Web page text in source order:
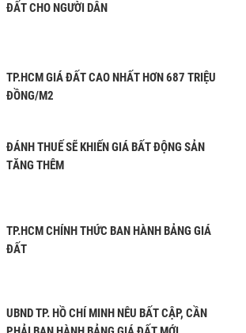
ĐẤT CHO NGƯỜI DÂN
TP.HCM GIÁ ĐẤT CAO NHẤT HƠN 687 TRIỆU
ĐỒNG/M2
ĐÁNH THUẾ SẼ KHIẾN GIÁ BẤT ĐỘNG SẢN
TĂNG THÊM
TP.HCM CHÍNH THỨC BAN HÀNH BẢNG GIÁ
ĐẤT
UBND TP. HỒ CHÍ MINH NÊU BẤT CẬP, CẦN